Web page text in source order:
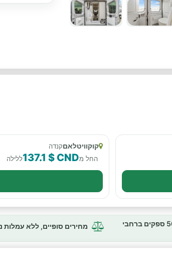
קוקוויטלאםקנדה
החל מ137.1 $ CNDללילה
השוואה בין למעלה מ-50 ספקים ברחבי
מחירים סופיים, ללא עמלות